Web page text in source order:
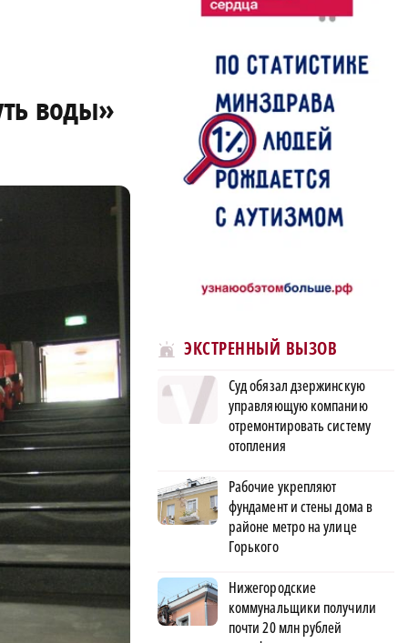
воды»
ЭКСТРЕННЫЙ ВЫЗОВ
Суд обязал дзержинскую
управляющую компанию
отремонтировать систему
отопления
Рабочие укрепляют
фундамент и стены дома в
районе метро на улице
Горького
Нижегородские
коммунальщики получили
почти 20 млн рублей